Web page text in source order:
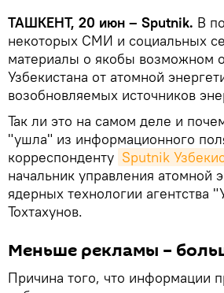
ТАШКЕНТ, 20 июн – Sputnik. В
некоторых СМИ и социальных
материалы о якобы возможном
Узбекистана от атомной
возобновляемых источников
Так ли это на самом деле и
"ушла" из информационного
корреспонденту Sputnik
начальник управления атомной
ядерных технологии агентства
Тохтахунов.
Меньше рекламы –
Причина того, что информации